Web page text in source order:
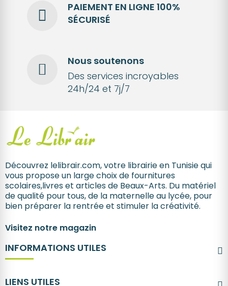
PAIEMENT EN LIGNE 100%
SÉCURISÉ
Nous soutenons
Des services incroyables
24h/24 et 7j/7
Découvrez lelibrair.com, votre librairie en Tunisie qui
vous propose un large choix de fournitures
scolaires,livres et articles de Beaux-Arts. Du matériel
de qualité pour tous, de la maternelle au lycée, pour
bien préparer la rentrée et stimuler la créativité.
Visitez notre magazin
INFORMATIONS UTILES
LIENS UTILES